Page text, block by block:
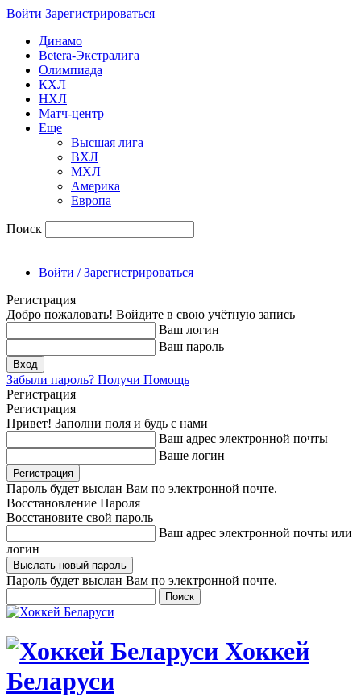
Войти Зарегиcтрироваться
Динамо
Betera-Экстралига
Олимпиада
КХЛ
НХЛ
Матч-центр
Еще
Высшая лига
ВХЛ
МХЛ
Америка
Европа
Поиск
Войти / Зарегистрироваться
Регистрация
Добро пожаловать! Войдите в свою учётную запись
Ваш логин
Ваш пароль
Забыли пароль? Получи Помощь
Регистрация
Регистрация
Привет! Заполни поля и будь с нами
Ваш адрес электронной почты
Ваше логин
Пароль будет выслан Вам по электронной почте.
Восстановление Пароля
Восстановите свой пароль
Ваш адрес электронной почты или
логин
Пароль будет выслан Вам по электронной почте.
Хоккей
Беларуси